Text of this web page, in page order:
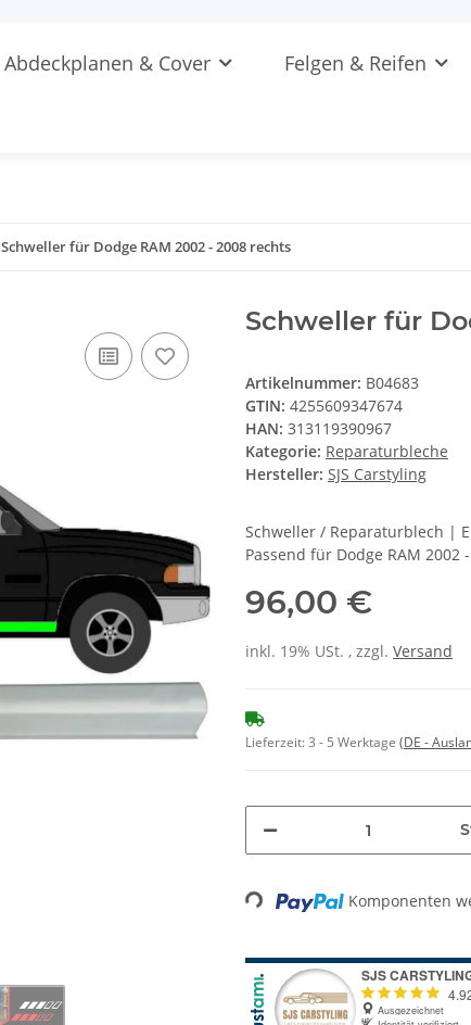
Abdeckplanen & Cover Felgen & Reifen
Schweller für Dodge RAM 2002 - 2008 rechts
Schweller für
Artikelnummer: B04683
GTIN: 4255609347674
HAN: 313119390967
Kategorie: Reparaturbleche
Hersteller: SJS Carstyling
Schweller / Reparaturblech |
Passend für Dodge RAM 2002
96,00 €
inkl. 19% USt. , zzgl. Versand
Lieferzeit:3 - 5 Werktage (DE -
Loading... Komponenten